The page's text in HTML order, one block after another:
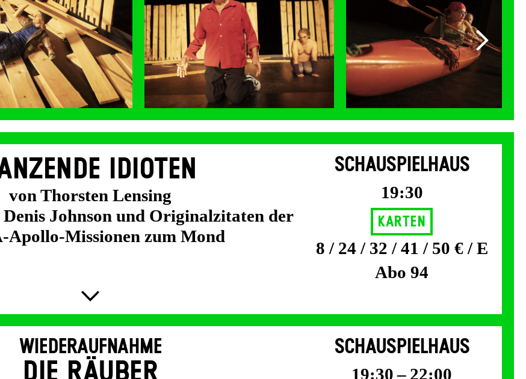
IDIOTEN
von Thorsten Lensing
Johnson und Originalzitaten der
Apollo-Missionen zum Mond
SCHAUSPIELHAUS
19:30
Karten
8 / 24 / 32 / 41 / 50 € / E
Abo 94
WIEDERAUFNAHME
DIE RÄUBER
SCHAUSPIELHAUS
19:30 – 22:00